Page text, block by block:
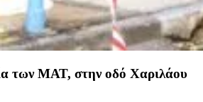
των ΜΑΤ, στην οδό Χαριλάου